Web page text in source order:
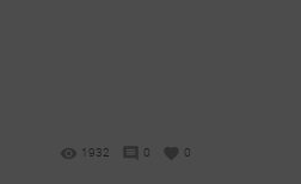
1932 0 0